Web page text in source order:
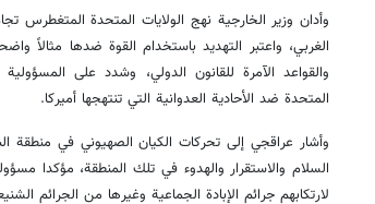
وأدان وزير الخارجية نهج الولايات المتحدة المتغطرس
الغربي، واعتبر التهديد باستخدام القوة ضدها مثالاً
والقواعد الآمرة للقانون الدولي، وشدد على
المتحدة ضد الأحادية العدوانية التي تنتهجها أميركا.
وأشار عراقجي إلى تحركات الکیان الصهيوني في منطقة
السلام والاستقرار والهدوء في تلك المنطقة، مؤكدا
لارتكابهم جرائم الإبادة الجماعية وغيرها من الجرائم